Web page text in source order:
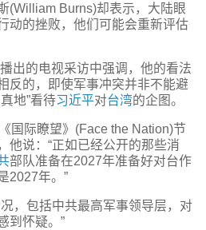
(William Burns)却表示，大陆眼
动的挫败，他们可能会重新评估
出的电视采访中强调，他的看法
反的，即使军事冲突并非不能避
地”看待习近平对台湾的企图。
国际瞭望》(Face the Nation)节
他说：“正如已经公开的那些消
部队准备在2027年准备好对台作
2027年。”
，包括中共最高军事领导层，对
到怀疑。”